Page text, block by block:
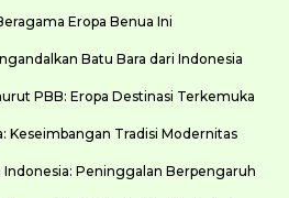
Eropa Benua Ini
Batu Bara dari Indonesia
PBB: Eropa Destinasi Terkemuka
Keseimbangan Tradisi Modernitas
Indonesia: Peninggalan Berpengaruh